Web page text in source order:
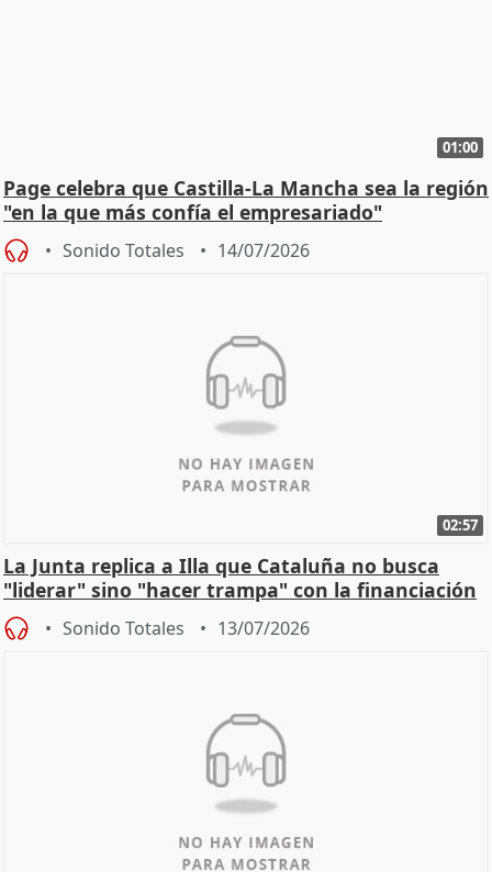
01:00
Page celebra que Castilla-La Mancha sea la región
"en la que más confía el empresariado"
Sonido Totales 14/07/2026
02:57
La Junta replica a Illa que Cataluña no busca
"liderar" sino "hacer trampa" con la financiación
Sonido Totales 13/07/2026